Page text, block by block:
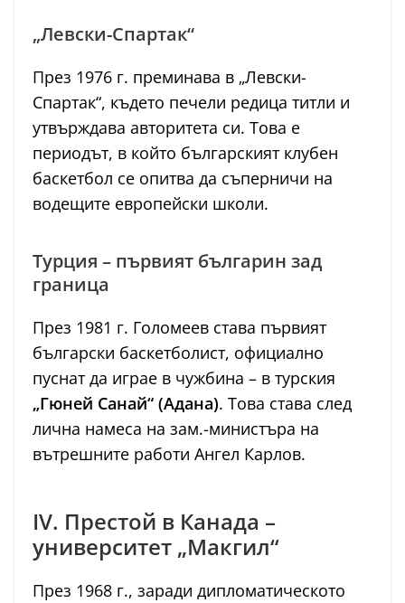
„Левски-Спартак“
През 1976 г. преминава в „Левски-
Спартак“, където печели редица титли и
утвърждава авторитета си. Това е
периодът, в който българският клубен
баскетбол се опитва да съперничи на
водещите европейски школи.
Турция – първият българин зад
граница
През 1981 г. Голомеев става първият
български баскетболист, официално
пуснат да играе в чужбина – в турския
„Гюней Санай“ (Адана). Това става след
лична намеса на зам.-министъра на
вътрешните работи Ангел Карлов.
IV. Престой в Канада –
университет „Макгил“
През 1968 г., заради дипломатическото